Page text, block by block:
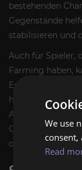
bestehenden
Gegenstände
stabilisieren und
Auch für Spieler,
Farming haben,
Ergänzung sein.
hinweg zu
Ausrüstung als
oder
We use
consent,
Read